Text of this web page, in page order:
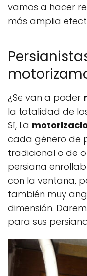
vamos a hacer
más amplia
¿Se van a poder
la totalidad de
Sí, La
cada género de
tradicional o de
persiana
con la ventana,
también muy
dimensión.
para sus